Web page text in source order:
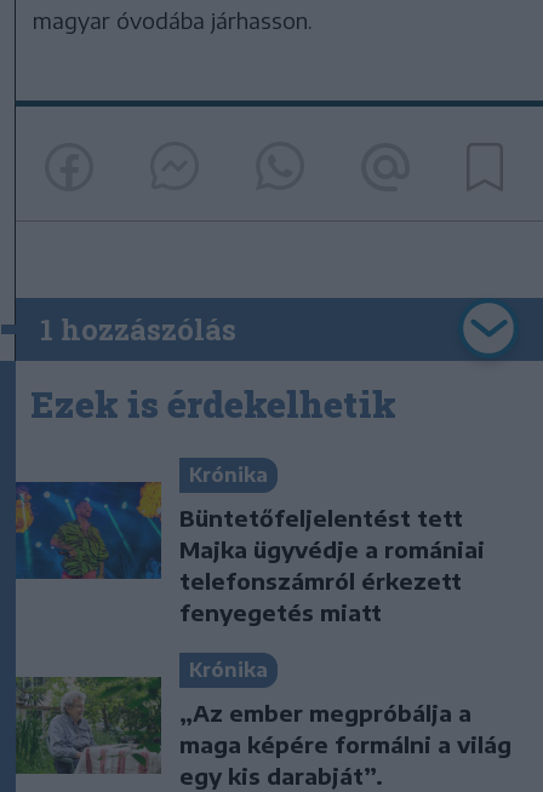
magyar óvodába járhasson.
1 hozzászólás
Ezek is érdekelhetik
Krónika
Büntetőfeljelentést tett
Majka ügyvédje a romániai
telefonszámról érkezett
fenyegetés miatt
Krónika
„Az ember megpróbálja a
maga képére formálni a világ
egy kis darabját”.